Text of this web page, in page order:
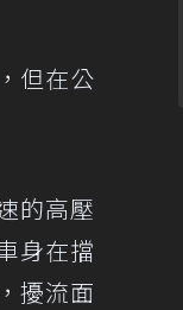
但在公
的高壓
身在擋
擾流面